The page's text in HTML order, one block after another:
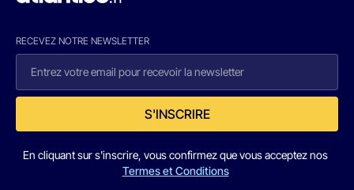
RECEVEZ NOTRE NEWSLETTER
S'INSCRIRE
En cliquant sur s'inscrire, vous confirmez que vous acceptez nos
Termes et Conditions